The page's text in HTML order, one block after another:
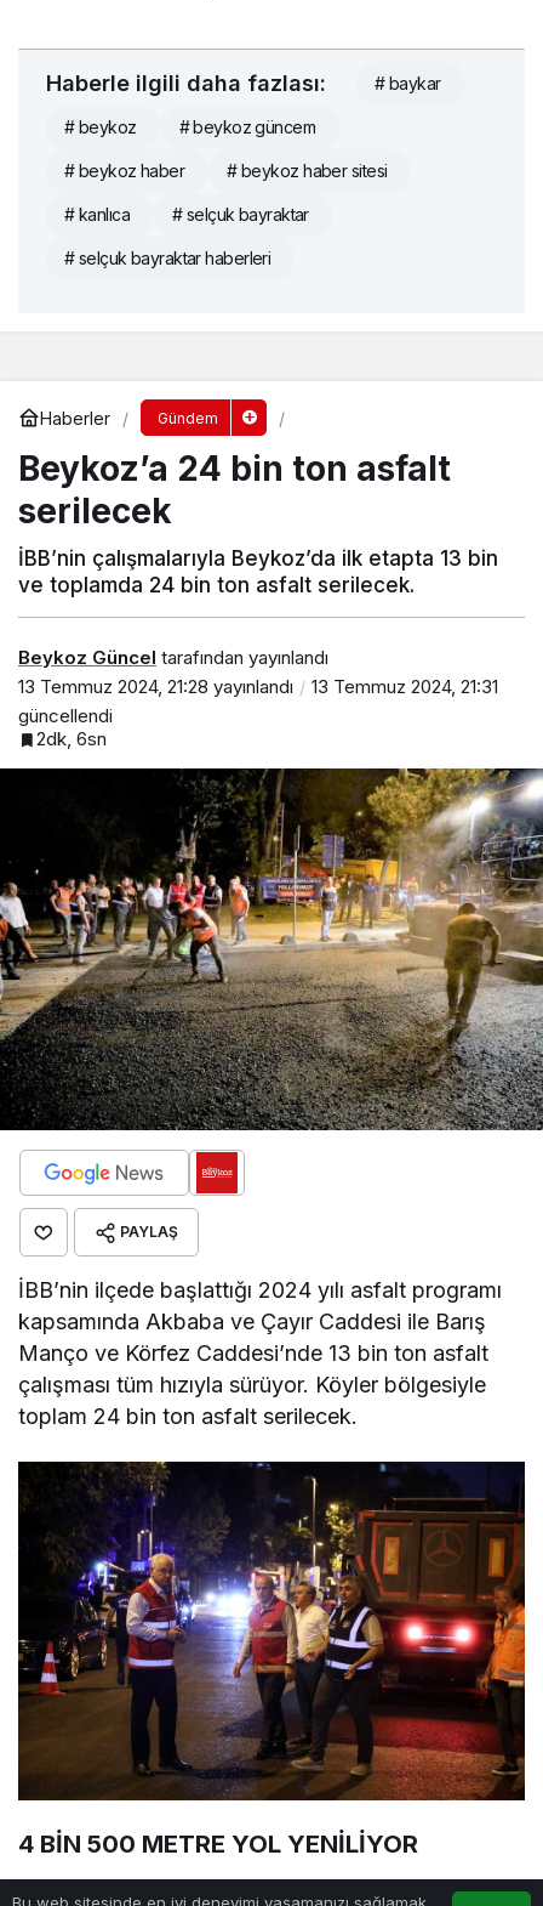
Haberle ilgili daha fazlası: # baykar
# beykoz # beykoz güncem
# beykoz haber # beykoz haber sitesi
# kanlıca # selçuk bayraktar
# selçuk bayraktar haberleri
Haberler Gündem
Beykoz’a 24 bin ton asfalt
serilecek
İBB’nin çalışmalarıyla Beykoz’da ilk etapta 13 bin
ve toplamda 24 bin ton asfalt serilecek.
Beykoz Güncel tarafından yayınlandı
13 Temmuz 2024, 21:28 yayınlandı
13 Temmuz 2024, 21:31
güncellendi
2dk, 6sn
PAYLAŞ
İBB’nin ilçede başlattığı 2024 yılı asfalt programı
kapsamında Akbaba ve Çayır Caddesi ile Barış
Manço ve Körfez Caddesi’nde 13 bin ton asfalt
çalışması tüm hızıyla sürüyor. Köyler bölgesiyle
toplam 24 bin ton asfalt serilecek.
4 BİN 500 METRE YOL YENİLİYOR
İlçede acil asfalt ihtiyacı bulunan Akbaba Caddesi
Bu web sitesinde en iyi deneyimi yaşamanızı sağlamak